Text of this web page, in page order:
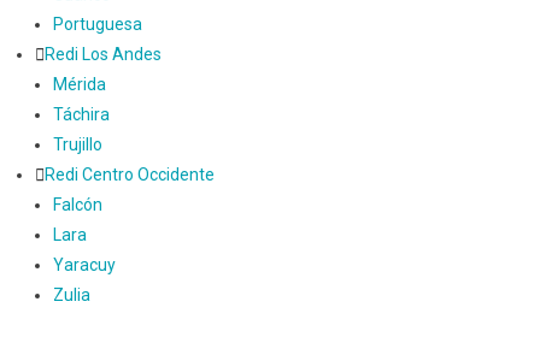
Portuguesa
Redi Los Andes
Mérida
Táchira
Trujillo
Redi Centro Occidente
Falcón
Lara
Yaracuy
Zulia